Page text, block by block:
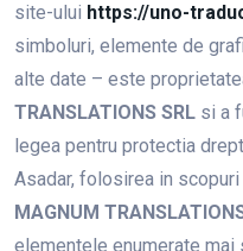
site-ului https://uno-
simboluri, elemente de
alte date – este
TRANSLATIONS SRL si a
legea pentru protectia
Asadar, folosirea in
MAGNUM
elementele enumerate